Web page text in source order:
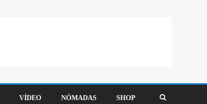
VÍDEO NÓMADAS SHOP